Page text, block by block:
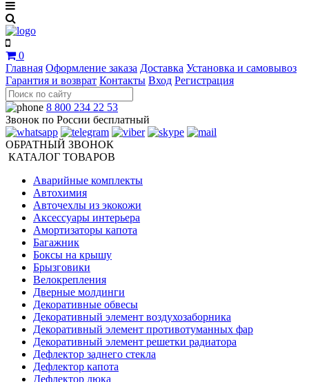
0
Главная Оформление заказа Доставка Установка и самовывоз
Гарантия и возврат Контакты Вход Регистрация
8 800 234 22 53
Звонок по России бесплатный
ОБРАТНЫЙ ЗВОНОК
КАТАЛОГ ТОВАРОВ
Аварийные комплекты
Автохимия
Авточехлы из экокожи
Аксессуары интерьера
Амортизаторы капота
Багажник
Боксы на крышу
Брызговики
Велокрепления
Дверные молдинги
Декоративные обвесы
Декоративный элемент воздухозаборника
Декоративный элемент противотуманных фар
Декоративный элемент решетки радиатора
Дефлектор заднего стекла
Дефлектор капота
Дефлектор люка